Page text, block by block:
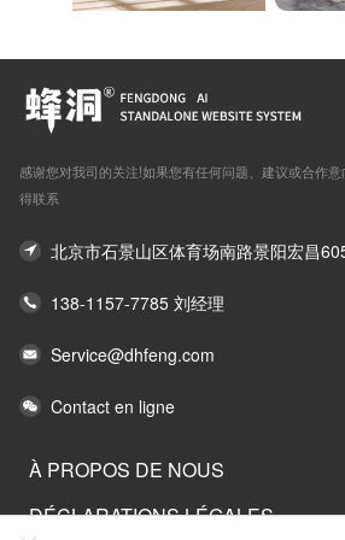
感谢您对我司的关注!如果您有任何问题、建议或合作
得联系
北京市石景山区体育场南路景阳宏昌
138-1157-7785 刘经理
Service@dhfeng.com
Contact en ligne
À PROPOS DE NOUS
DÉCLARATIONS LÉGALES